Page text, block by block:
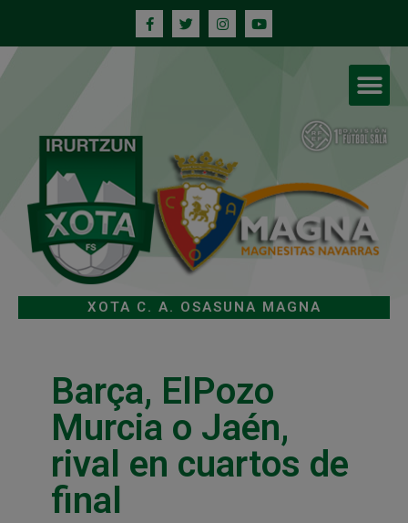
XOTA C. A. OSASUNA MAGNA
Barça, ElPozo
Murcia o Jaén,
rival en cuartos de
final